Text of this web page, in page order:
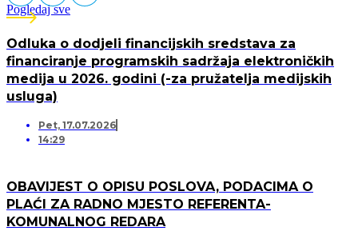
Pogledaj sve
Odluka o dodjeli financijskih sredstava za
financiranje programskih sadržaja elektroničkih
medija u 2026. godini (-za pružatelja medijskih
usluga)
Pet, 17.07.2026
14:29
OBAVIJEST O OPISU POSLOVA, PODACIMA O
PLAĆI ZA RADNO MJESTO REFERENTA-
KOMUNALNOG REDARA